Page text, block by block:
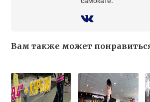
Вам также может